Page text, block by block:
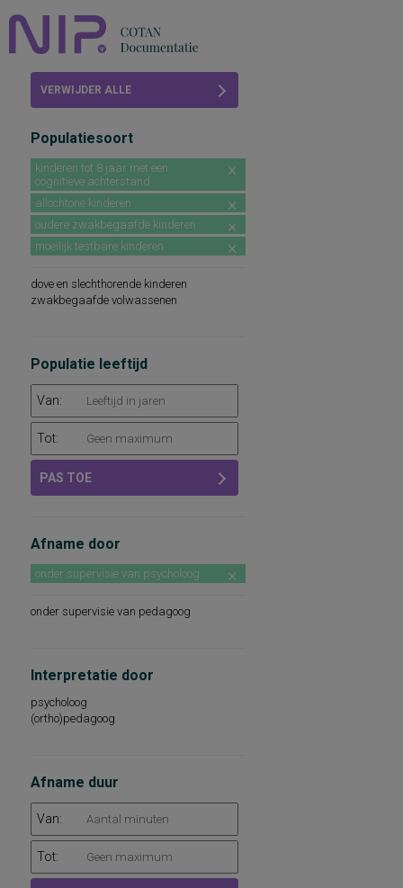
Abonneren
FAQ
VERWIJDER ALLE
Populatiesoort
kinderen tot 8 jaar met een
cognitieve achterstand
allochtone kinderen
oudere zwakbegaafde kinderen
moeilijk testbare kinderen
dove en slechthorende kinderen
zwakbegaafde volwassenen
Populatie leeftijd
Van:
Tot:
PAS TOE
Afname door
onder supervisie van psycholoog
onder supervisie van pedagoog
Interpretatie door
psycholoog
(ortho)pedagoog
Afname duur
Van:
Tot: